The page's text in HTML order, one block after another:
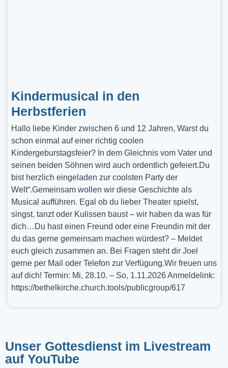
Kindermusical in den
Herbstferien
Hallo liebe Kinder zwischen 6 und 12 Jahren, Warst du
schon einmal auf einer richtig coolen
Kindergeburstagsfeier? In dem Gleichnis vom Vater und
seinen beiden Söhnen wird auch ordentlich gefeiert.Du
bist herzlich eingeladen zur coolsten Party der
Welt“.Gemeinsam wollen wir diese Geschichte als
Musical aufführen. Egal ob du lieber Theater spielst,
singst, tanzt oder Kulissen baust – wir haben da was für
dich…Du hast einen Freund oder eine Freundin mit der
du das gerne gemeinsam machen würdest? – Meldet
euch gleich zusammen an. Bei Fragen steht dir Joel
gerne per Mail oder Telefon zur Verfügung.Wir freuen uns
auf dich! Termin: Mi, 28.10. – So, 1.11.2026 Anmeldelink:
https://bethelkirche.church.tools/publicgroup/617
Unser Gottesdienst im Livestream
auf YouTube